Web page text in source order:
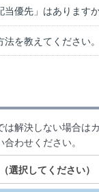
当優先」はあります
を教えてください。
は解決しない場合は
わせください。
（選択してください）